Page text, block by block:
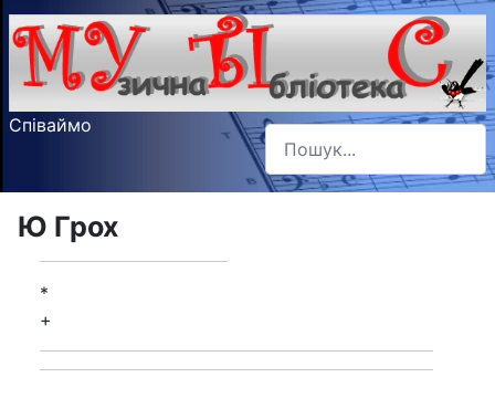
Співаймо Пошук
Type 2 or more characters
Ю Грох
*
+